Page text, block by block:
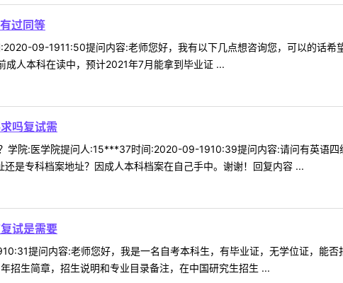
过同等
09-1911:50提问内容:老师您好，我有以下几点想咨询您，可以的话希
人本科在读中，预计2021年7月能拿到毕业证 ...
吗复试需
学院:医学院提问人:15***37时间:2020-09-1910:39提问内容:请问有英语四
是专科档案地址？因成人本科档案在自己手中。谢谢！回复内容 ...
试是需要
提问内容:老师您好，我是一名自考本科生，有毕业证，无学位证，能否
招生简章，招生说明和专业目录备注，在中国研究生招生 ...